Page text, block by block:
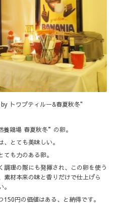
トワプティルー&春夏秋冬"
鶏場 春夏秋冬”の卵。
とても美味しい。
も力のある卵。
調理の際にも発揮され、この卵を使う
素材本来の味と香りだけで仕上げら
円の価値はある、と納得です。